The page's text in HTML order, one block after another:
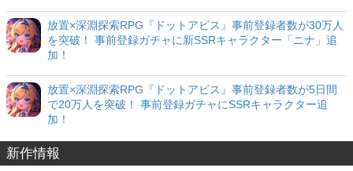
放置×深淵探索RPG『ドットアビス』事前登録者数が30万人
を突破！ 事前登録ガチャに新SSRキャラクター「ニナ」追
加！
放置×深淵探索RPG『ドットアビス』事前登録者数が5日間
で20万人を突破！ 事前登録ガチャにSSRキャラクター追
加！
新作情報